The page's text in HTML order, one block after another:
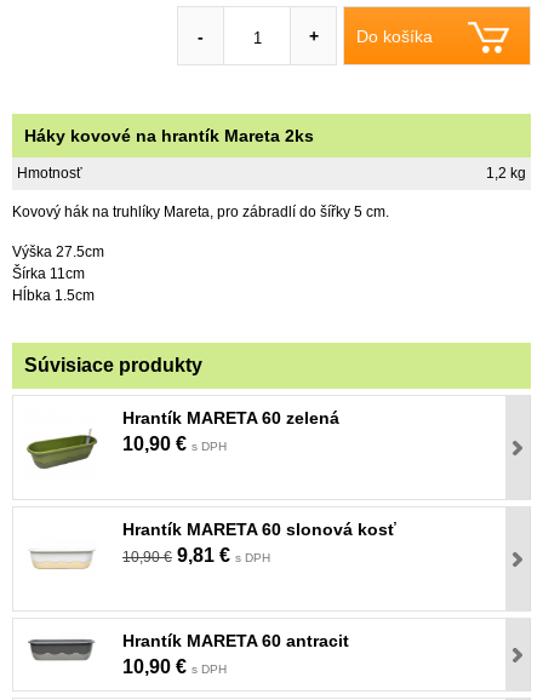
Do košíka
- +
Háky kovové na hrantík Mareta 2ks
Hmotnosť 1,2 kg
Kovový hák na truhlíky Mareta, pro zábradlí do šířky 5 cm.
Výška 27.5cm
Šírka 11cm
Hĺbka 1.5cm
Súvisiace produkty
Hrantík MARETA 60 zelená
10,90 € s DPH
Hrantík MARETA 60 slonová kosť
10,90 € 9,81 € s DPH
Hrantík MARETA 60 antracit
10,90 € s DPH